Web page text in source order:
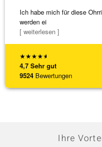
★★★★★
4,7 Sehr gut
9524 Bewertungen
Ich habe mich für diese
werden ei
[ weiterlesen ]
Ihre